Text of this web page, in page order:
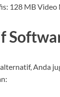
128 MB Video
Anda